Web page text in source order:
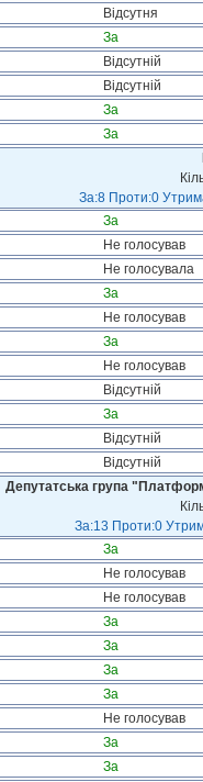
Відсутня
За
Відсутній
Відсутній
За
За
За:8 Проти:0
За
Не голосував
Не голосувала
За
Не голосував
За
Не голосував
Відсутній
За
Відсутній
Відсутній
Депутатська група
За:13 Проти:0
За
Не голосував
Не голосував
За
За
За
За
Не голосував
За
За